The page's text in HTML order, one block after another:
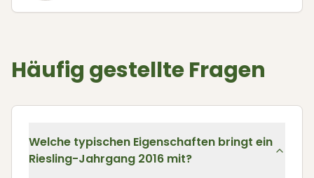
Häufig gestellte Fragen
Welche typischen Eigenschaften bringt ein
Riesling-Jahrgang 2016 mit?